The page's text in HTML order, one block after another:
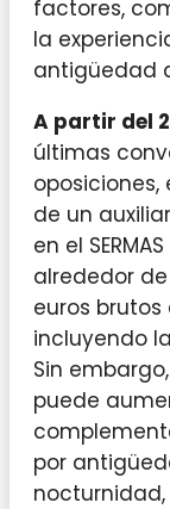
factores,
la
antigüedad
A partir del
últimas
oposiciones,
de un
en el
alrededor de
euros brutos
incluyendo
Sin
puede
por